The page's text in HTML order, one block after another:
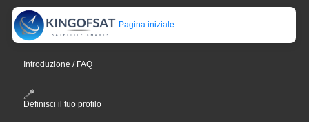
Pagina iniziale
Introduzione / FAQ
Definisci il tuo profilo